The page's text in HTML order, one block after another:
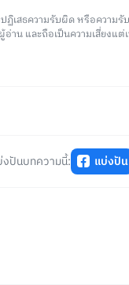
ฏิเสธความรับผิด หรือควา
าน และถือเป็นความเสี่ยงแต่
งปันบทความนี้: แบ่งปัน